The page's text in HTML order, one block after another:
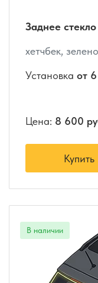
Заднее
хетчбек,
Установка от
Цена: 8 600
Купить